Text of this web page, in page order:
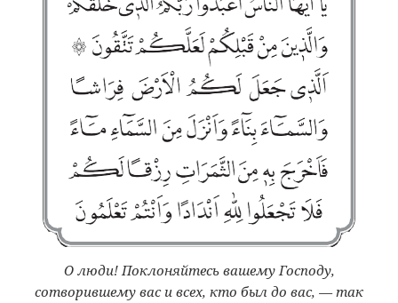
O люди! Поклоняйтесь вашему Господу,
сотворившему вас и всех, кто был до вас, — так